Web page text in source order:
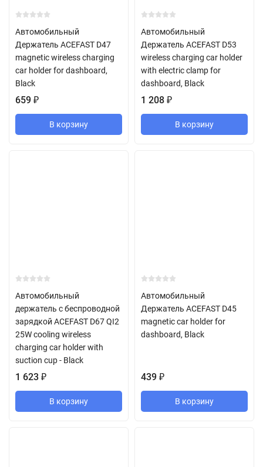
Автомобильный
Держатель ACEFAST D47
magnetic wireless charging
car holder for dashboard,
Black
659 ₽
В корзину
Автомобильный
Держатель ACEFAST D53
wireless charging car holder
with electric clamp for
dashboard, Black
1 208 ₽
В корзину
Автомобильный
держатель с беспроводной
зарядкой ACEFAST D67 QI2
25W cooling wireless
charging car holder with
suction cup - Black
1 623 ₽
В корзину
Автомобильный
Держатель ACEFAST D45
magnetic car holder for
dashboard, Black
439 ₽
В корзину